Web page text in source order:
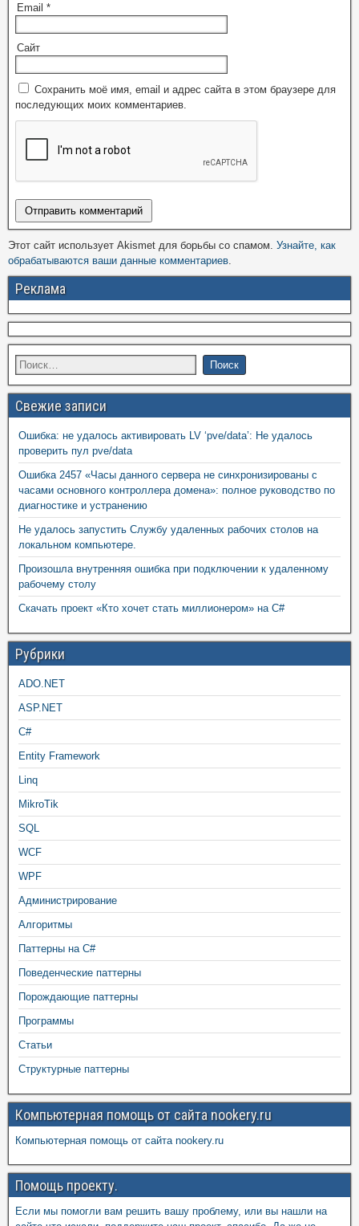
Email *
Сайт
Сохранить моё имя, email и адрес сайта в этом браузере для
последующих моих комментариев.
Этот сайт использует Akismet для борьбы со спамом. Узнайте, как
обрабатываются ваши данные комментариев
Реклама
Свежие записи
Ошибка: не удалось активировать LV ‘pve/data’: Не удалось
проверить пул pve/data
Ошибка 2457 «Часы данного сервера не синхронизированы с
часами основного контроллера домена»: полное руководство по
диагностике и устранению
Не удалось запустить Службу удаленных рабочих столов на
локальном компьютере.
Произошла внутренняя ошибка при подключении к удаленному
рабочему столу
Скачать проект «Кто хочет стать миллионером» на C#
Рубрики
ADO.NET
ASP.NET
C#
Entity Framework
Linq
MikroTik
SQL
WCF
WPF
Администрирование
Алгоритмы
Паттерны на C#
Поведенческие паттерны
Порождающие паттерны
Программы
Статьи
Структурные паттерны
Компьютерная помощь от сайта nookery.ru
Компьютерная помощь от сайта nookery.ru
Помощь проекту.
Если мы помогли вам решить вашу проблему, или вы нашли на